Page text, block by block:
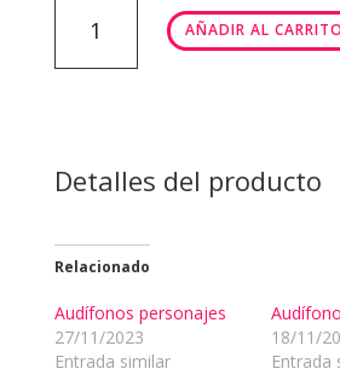
Inpods
12
AÑADIR AL CARRITO
Detalles del producto
Relacionado
Audífonos personajes
27/11/2023
Entrada similar
18/11/
Entrada